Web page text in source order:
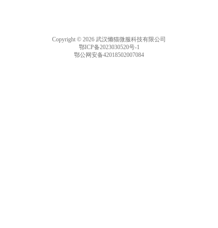
Copyright © 2026 武汉懒猫微服科技有限公司
鄂ICP备2023030520号-1
鄂公网安备42018502007084